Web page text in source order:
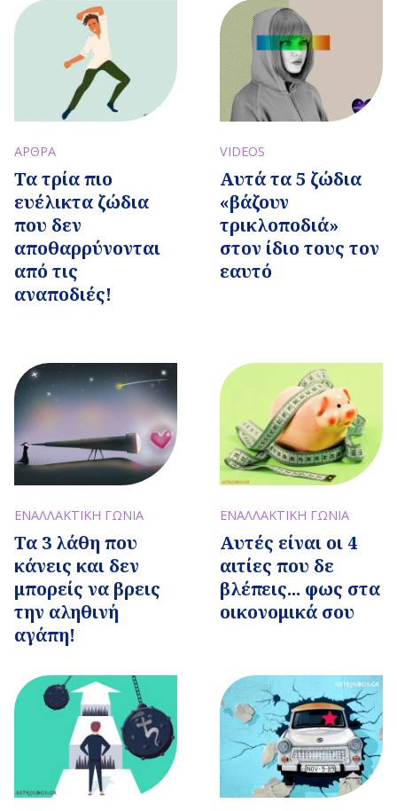
ΑΡΘΡΑ
Τα τρία πιο
ευέλικτα ζώδια
που δεν
αποθαρρύνονται
από τις
αναποδιές!
VIDEOS
Αυτά τα 5 ζώδια
«βάζουν
τρικλοποδιά»
στον ίδιο τους τον
εαυτό
ΕΝΑΛΛΑΚΤΙΚΗ ΓΩΝΙΑ
Τα 3 λάθη που
κάνεις και δεν
μπορείς να βρεις
την αληθινή
αγάπη!
ΕΝΑΛΛΑΚΤΙΚΗ ΓΩΝΙΑ
Αυτές είναι οι 4
αιτίες που δε
βλέπεις... φως στα
οικονομικά σου